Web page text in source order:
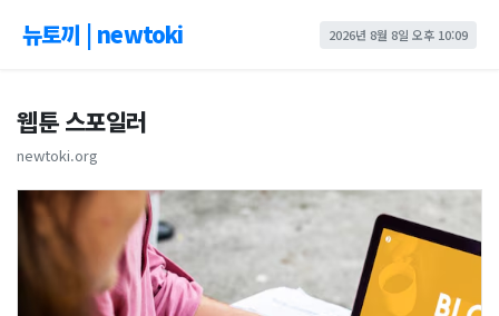
뉴토끼 | newtoki 2026년 8월 8일 오후 10:09
웹툰 스포일러
newtoki.org